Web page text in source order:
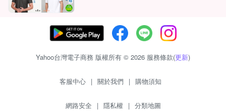
Yahoo台灣電子商務 版權所有 © 2026 服務條款(更新)
客服中心 | 關於我們 | 購物須知
網路安全 | 隱私權 | 分類地圖